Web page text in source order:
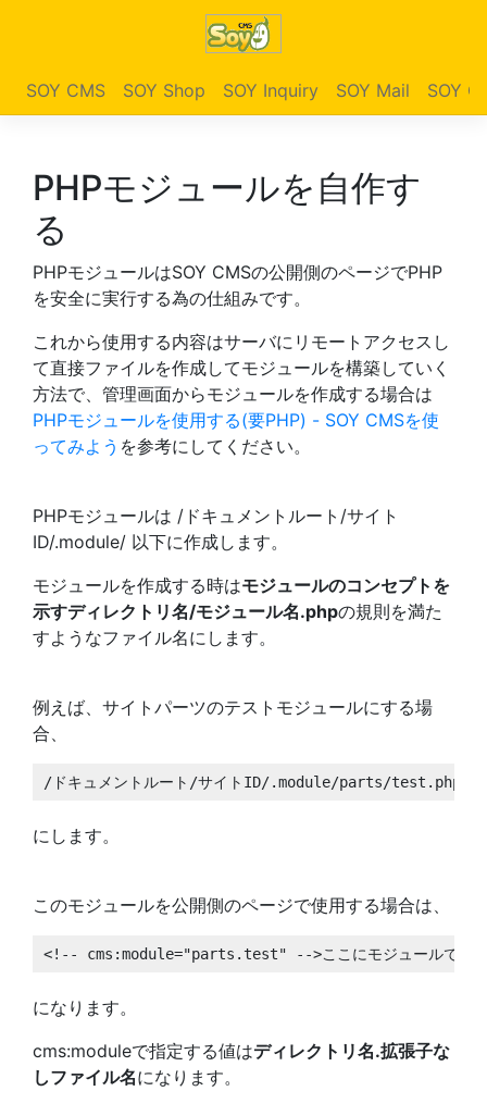
SOY CMS SOY Shop SOY Inquiry SOY Mail SOY
PHPモジュールを自作す
る
PHPモジュールはSOY CMSの公開側のページでPHP
を安全に実行する為の仕組みです。
これから使用する内容はサーバにリモートアクセスし
て直接ファイルを作成してモジュールを構築していく
方法で、管理画面からモジュールを作成する場合は
PHPモジュールを使用する(要PHP) - SOY CMSを使
ってみよう を参考にしてください。
PHPモジュールは /ドキュメントルート/サイト
ID/.module/ 以下に作成します。
モジュールを作成する時はモジュールのコンセプトを
示すディレクトリ名/モジュール名.phpの規則を満た
すようなファイル名にします。
例えば、サイトパーツのテストモジュールにする場
合、
/ドキュメントルート/サイトID/.module/parts/test.php
にします。
このモジュールを公開側のページで使用する場合は、
<!-- cms:module="parts.test" -->ここにモジュールで
になります。
cms:moduleで指定する値はディレクトリ名.拡張子な
しファイル名になります。